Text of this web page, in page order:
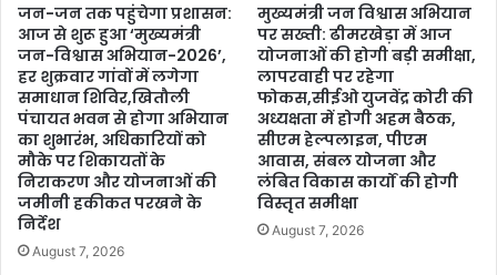
जन-जन तक पहुंचेगा प्रशासन:
आज से शुरू हुआ ‘मुख्यमंत्री
जन-विश्वास अभियान-2026’,
हर शुक्रवार गांवों में लगेगा
समाधान शिविर,खितौली
पंचायत भवन से होगा अभियान
का शुभारंभ, अधिकारियों को
मौके पर शिकायतों के
निराकरण और योजनाओं की
जमीनी हकीकत परखने के
निर्देश
August 7, 2026
मुख्यमंत्री जन विश्वास अभियान
पर सख्ती: ढीमरखेड़ा में आज
योजनाओं की होगी बड़ी समीक्षा,
लापरवाही पर रहेगा
फोकस,सीईओ युजवेंद्र कोरी की
अध्यक्षता में होगी अहम बैठक,
सीएम हेल्पलाइन, पीएम
आवास, संबल योजना और
लंबित विकास कार्यों की होगी
विस्तृत समीक्षा
August 7, 2026